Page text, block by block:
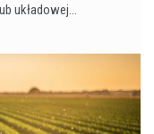
układowej…